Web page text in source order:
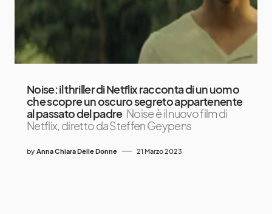
Noise: il thriller di Netflix racconta di un uomo
che scopre un oscuro segreto appartenente
al passato del padre Noise è il nuovo film di
Netflix, diretto da Steffen Geypens
by Anna Chiara Delle Donne 21 Marzo 2023